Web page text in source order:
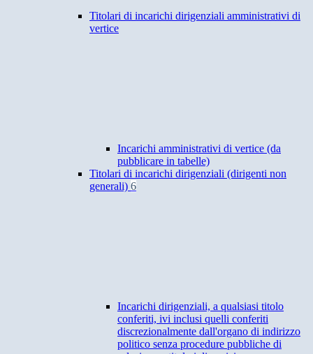
Titolari di incarichi dirigenziali amministrativi di
vertice
Incarichi amministrativi di vertice (da
pubblicare in tabelle)
Titolari di incarichi dirigenziali (dirigenti non
generali) 6
Incarichi dirigenziali, a qualsiasi titolo
conferiti, ivi inclusi quelli conferiti
discrezionalmente dall'organo di indirizzo
politico senza procedure pubbliche di